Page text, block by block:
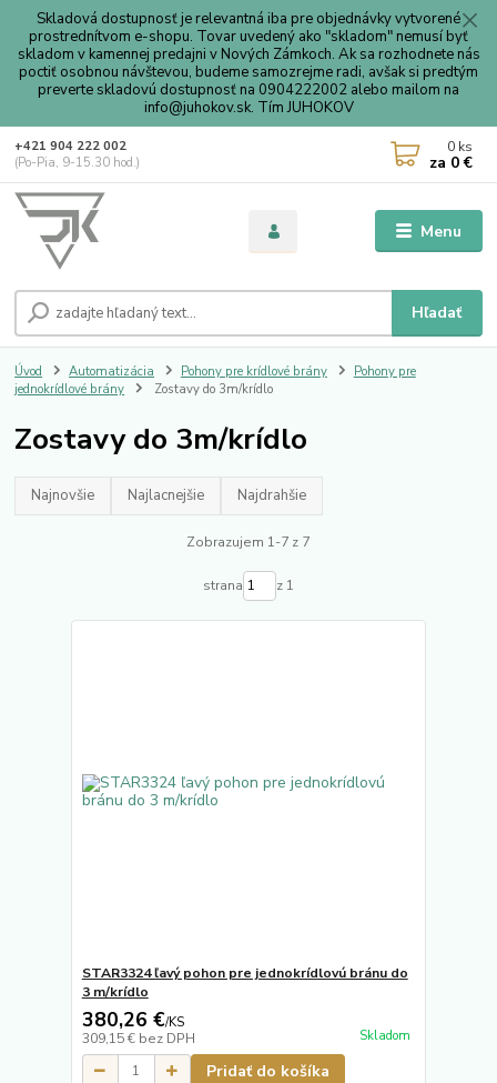
Skladová dostupnosť je relevantná iba pre objednávky vytvorené
prostrednítvom e-shopu. Tovar uvedený ako "skladom" nemusí byť
skladom v kamennej predajni v Nových Zámkoch. Ak sa rozhodnete nás
poctiť osobnou návštevou, budeme samozrejme radi, avšak si predtým
preverte skladovú dostupnosť na 0904222002 alebo mailom na
info@juhokov.sk. Tím JUHOKOV
Menu
Hľadať
+421 904 222 002
(Po-Pia, 9-15.30 hod.)
0 ks
za 0 €
Úvod Automatizácia Pohony pre krídlové brány
Pohony pre
jednokrídlové brány
Zostavy do 3m/krídlo
Zostavy do 3m/krídlo
Najnovšie Najlacnejšie Najdrahšie
Zobrazujem 1-7 z 7
strana z 1
STAR3324 ľavý pohon pre jednokrídlovú bránu do
3 m/krídlo
380,26 €/KS
309,15 € bez DPH Skladom
Pridať do košíka